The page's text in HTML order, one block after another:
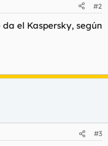
#2
el Kaspersky, según
#3